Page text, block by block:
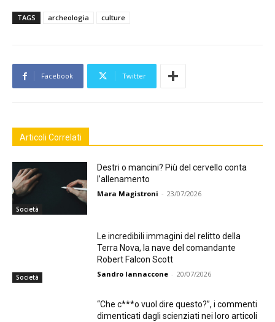
TAGS archeologia culture
Facebook Twitter
Articoli Correlati
Società
Destri o mancini? Più del cervello conta
l’allenamento
Mara Magistroni - 23/07/2026
Società
Le incredibili immagini del relitto della
Terra Nova, la nave del comandante
Robert Falcon Scott
Sandro Iannaccone - 20/07/2026
“Che c***o vuol dire questo?”, i commenti
dimenticati dagli scienziati nei loro articoli